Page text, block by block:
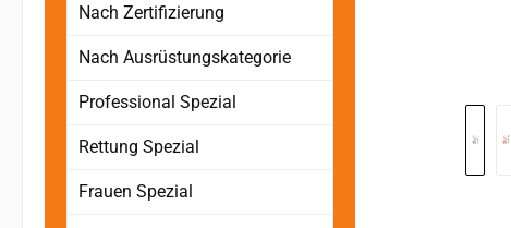
Nach Zertifizierung
Nach Ausrüstungskategorie
Professional Spezial
Rettung Spezial
Frauen Spezial